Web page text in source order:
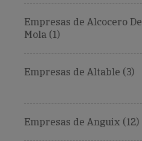
Empresas de Alcocero De
Mola (1)
Empresas de Altable (3)
Empresas de Anguix (12)